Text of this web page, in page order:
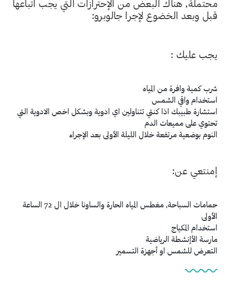
محتملة, هناك البعض من الإحترازات التي يجب اتباعها
قبل وبعد الخضوع لإجرا جالوبرو:
يجب عليك :
شرب كمية وافرة من المياه
استخدام واقي الشمس
استشارة طبيبك اذا كنتي تتناولين اي ادوية وبشكل اخص الادوية التي
تحتوي على مميعات الدم
النوم بوضعية مرتفعة خلال الليلة الأولى بعد الإجراء
إمنتعي عن:
حمامات السباحة, مغطس المياه الحارة والساونا خلال ال 72 الساعة
الأولى
استخدام المكياج
مارسة الأإنشطة الرياضية
التعرض للشمس او أجهزة التسمير